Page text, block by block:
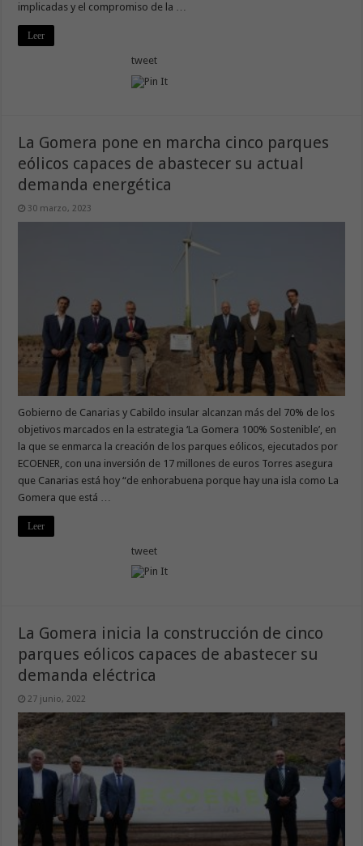
implicadas y el compromiso de la …
Leer
tweet
La Gomera pone en marcha cinco parques
eólicos capaces de abastecer su actual
demanda energética
30 marzo, 2023
Gobierno de Canarias y Cabildo insular alcanzan más del 70% de los
objetivos marcados en la estrategia ‘La Gomera 100% Sostenible’, en
la que se enmarca la creación de los parques eólicos, ejecutados por
ECOENER, con una inversión de 17 millones de euros Torres asegura
que Canarias está hoy “de enhorabuena porque hay una isla como La
Gomera que está …
Leer
tweet
La Gomera inicia la construcción de cinco
parques eólicos capaces de abastecer su
demanda eléctrica
27 junio, 2022